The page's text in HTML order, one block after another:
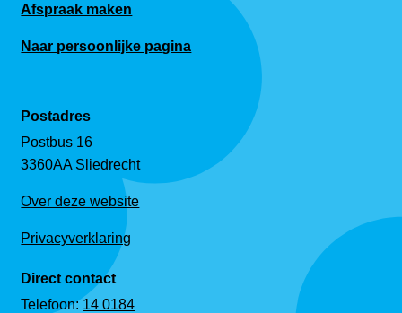
Afspraak maken
Naar persoonlijke pagina
Postadres
Postbus 16
3360AA Sliedrecht
Over deze website
Privacyverklaring
Direct contact
Telefoon:14 0184